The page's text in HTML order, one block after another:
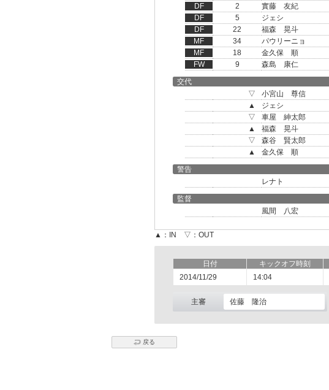
DF
2
實藤 友紀
DF
5
ジェシ
DF
22
福森 晃斗
MF
34
パウリーニョ
MF
18
金久保 順
FW
9 森島 康仁
交代
▽
小宮山 尊信
▲
ジェシ
▽
車屋 紳太郎
▲
福森 晃斗
▽
森谷 賢太郎
▲
金久保 順
警告
レナト
監督
風間 八宏
▲：IN ▽：OUT
日付 キックオフ時刻
2014/11/29
14:04
主審 佐藤 隆治
戻る